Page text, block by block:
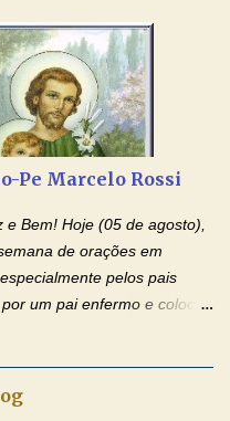
de qualidade. E, em geral,
o mundo, com suas
nos em suas
lutas. É claro que há
uma regra porque
apresenta anomalias
torturam seus filhos, que os
a mãe na presença dos
Pe Marcelo Rossi
Bem! Hoje (05 de agosto),
de orações em
pelos pais
um pai enfermo e colocou
Devoção e Fé Mensagem